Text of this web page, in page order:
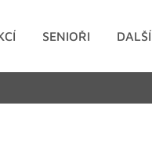
SENIOŘI DALŠÍ